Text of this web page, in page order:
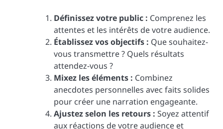
Définissez votre public : Comprenez les
attentes et les intérêts de votre audience.
Établissez vos objectifs : Que souhaitez-
vous transmettre ? Quels résultats
attendez-vous ?
Mixez les éléments : Combinez
anecdotes personnelles avec faits solides
pour créer une narration engageante.
Ajustez selon les retours : Soyez attentif
aux réactions de votre audience et